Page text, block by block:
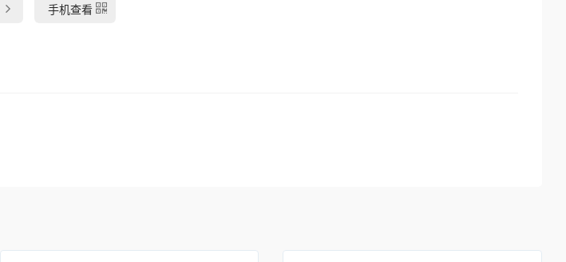
手机查看